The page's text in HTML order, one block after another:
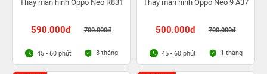
Thay màn hình Oppo Neo R831
590.000đ 700.000đ
45 - 60 phút 3 tháng
Thay màn hình Oppo Neo 9 A37
500.000đ 700.000đ
45 - 60 phút 1 tháng